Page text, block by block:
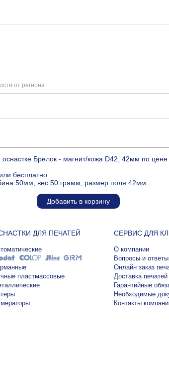
от региона
Брелок - магнит/кожа D42, 42мм по
бесплатно
50мм, вес 50 грамм, размер поля 42мм
Добавить в корзину
ДЛЯ ПЕЧАТЕЙ
пластмассовые
СЕРВИС ДЛЯ
О компании
Вопросы и ответы
Онлайн заказ
Доставка печатей
Гарантийные
Необходимые
Контакты